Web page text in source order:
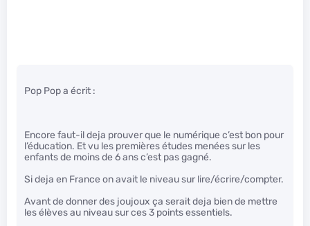
Pop Pop a écrit :
Encore faut-il deja prouver que le numérique c’est bon pour
l’éducation. Et vu les premières études menées sur les
enfants de moins de 6 ans c’est pas gagné.
Si deja en France on avait le niveau sur lire/écrire/compter.
Avant de donner des joujoux ça serait deja bien de mettre
les élèves au niveau sur ces 3 points essentiels.